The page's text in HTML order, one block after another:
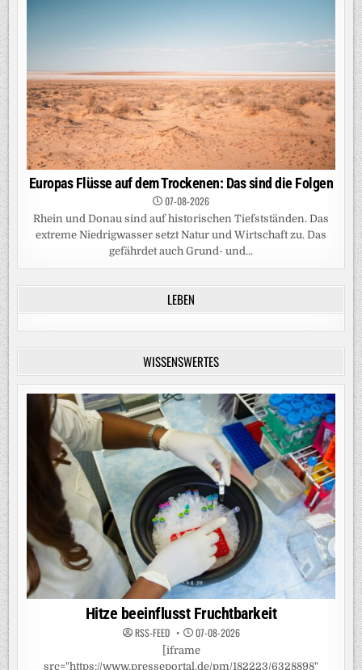
Europas Flüsse auf dem Trockenen: Das sind die Folgen
07-08-2026
Rhein und Donau sind auf historischen Tiefstständen. Das
extreme Niedrigwasser setzt Natur und Wirtschaft zu. Das
gefährdet auch Grund- und...
LEBEN
WISSENSWERTES
Hitze beeinflusst Fruchtbarkeit
RSS-FEED 07-08-2026
[iframe
src="https://www.presseportal.de/pm/182223/6328898"